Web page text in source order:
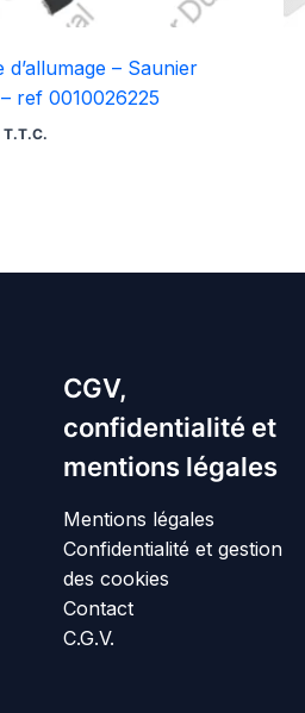
d’allumage – Saunier
ref 0010026225
T.T.C.
CGV,
confidentialité et
mentions légales
Mentions légales
Confidentialité et gestion
des cookies
Contact
C.G.V.